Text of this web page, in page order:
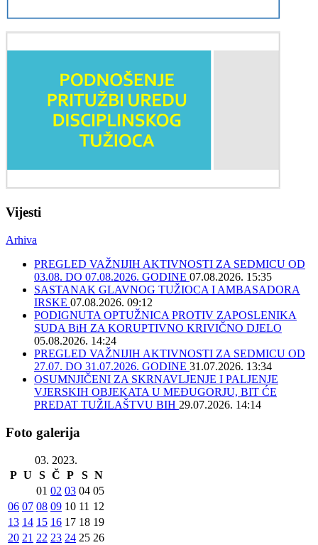
Vijesti
Arhiva
PREGLED VAŽNIJIH AKTIVNOSTI ZA SEDMICU OD
03.08. DO 07.08.2026. GODINE 07.08.2026. 15:35
SASTANAK GLAVNOG TUŽIOCA I AMBASADORA
IRSKE 07.08.2026. 09:12
PODIGNUTA OPTUŽNICA PROTIV ZAPOSLENIKA
SUDA BiH ZA KORUPTIVNO KRIVIČNO DJELO
05.08.2026. 14:24
PREGLED VAŽNIJIH AKTIVNOSTI ZA SEDMICU OD
27.07. DO 31.07.2026. GODINE 31.07.2026. 13:34
OSUMNJIČENI ZA SKRNAVLJENJE I PALJENJE
VJERSKIH OBJEKATA U MEĐUGORJU, BIT ĆE
PREDAT TUŽILAŠTVU BIH 29.07.2026. 14:14
Foto galerija
03. 2023.
P U S Č P S N
01 02 03 04 05
06 07 08 09 10 11 12
13 14 15 16 17 18 19
20 21 22 23 24 25 26